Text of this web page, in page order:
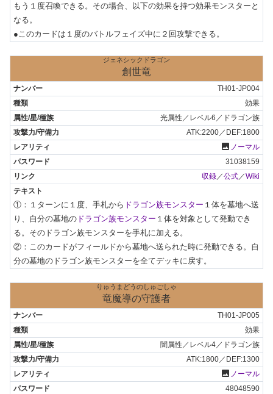
もう１度召喚できる。その場合、以下の効果を持つ効果モンスターと
なる。
●このカードは１度のバトルフェイズ中に２回攻撃できる。
ジェネシックドラゴン
創世竜
TH01-JP004
効果
光属性／レベル6／ドラゴン族
ATK:2200／DEF:1800
photo ノーマル
31038159
収録／公式／Wiki
①：１ターンに１度、手札から ドラゴン族モンスター １体を墓地へ送
り、自分の墓地の ドラゴン族モンスター １体を対象として発動でき
る。そのドラゴン族モンスターを手札に加える。
②：このカードがフィールドから墓地へ送られた時に発動できる。自
分の墓地のドラゴン族モンスターを全てデッキに戻す。
りゅうまどうのしゅごしゃ
竜魔導の守護者
TH01-JP005
効果
闇属性／レベル4／ドラゴン族
ATK:1800／DEF:1300
photo ノーマル
48048590